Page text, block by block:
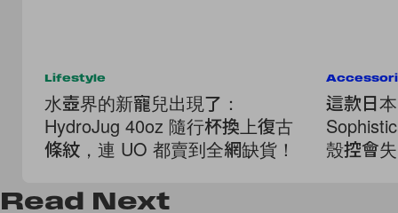
Lifestyle
水壺界的新寵兒出現了：
HydroJug 40oz 隨行杯換上復古
條紋，連 UO 都賣到全網缺貨！
這款日
殼控會
Read Next